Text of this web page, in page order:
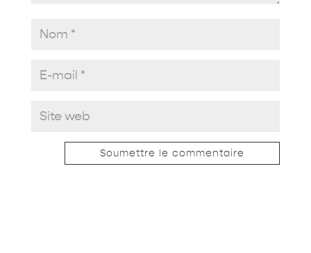
Soumettre le commentaire